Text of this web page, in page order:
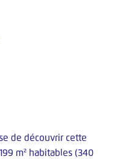
de découvrir cette
m² habitables (340